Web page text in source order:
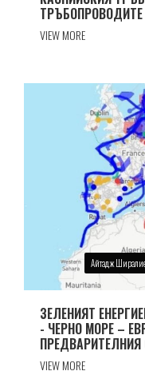
VIEW MORE
Айтадж
ЗЕЛЕНИЯТ
- ЧЕРНО МОРЕ –
ПРЕДВАРИТЕЛНИЯ
VIEW MORE